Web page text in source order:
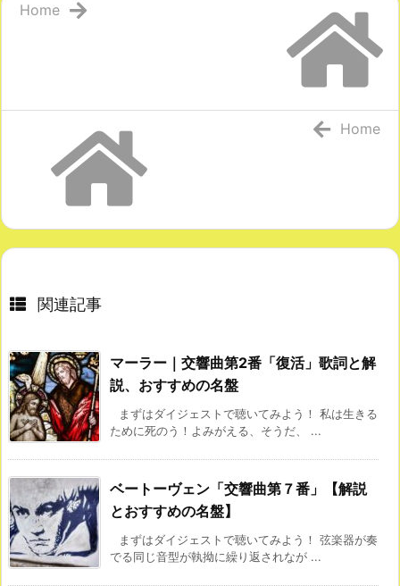
Home
Home
関連記事
マーラー｜交響曲第2番「復活」歌詞と解
説、おすすめの名盤
まずはダイジェストで聴いてみよう！ 私は生きる
ために死のう！よみがえる、そうだ、 ...
ベートーヴェン「交響曲第７番」【解説
とおすすめの名盤】
まずはダイジェストで聴いてみよう！ 弦楽器が奏
でる同じ音型が執拗に繰り返されなが ...